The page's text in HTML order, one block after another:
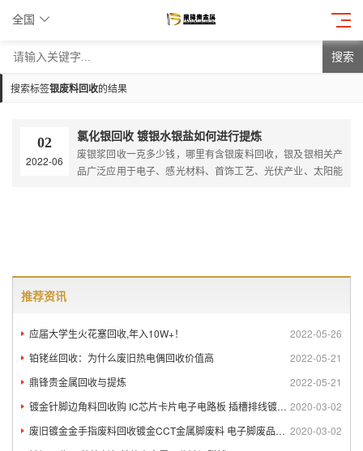
全国
搜索
搜索标签银废料回收的结果
02
2022-06
氯化银回收 镀银水银盐如何进行提炼
废银浆回收一克多少钱，哪里有含银废料回收，银及银相关产
品广泛应用于电子、感光材料、首饰工艺、光伏产业、太阳能
推荐资讯
2022-05-26
应届大学生火花塞回收,年入10W+！
2022-05-21
铂铑丝回收：为什么废旧热电偶回收价值高
2022-05-21
鼎锋贵金属回收与提炼
2020-03-02
镀金针脚边角料回收购 IC芯片卡片电子电路板 插槽排线镀金回
2020-03-02
废旧镀金金手指废料回收镀金CCT金属脚废料 电子脚废品回收